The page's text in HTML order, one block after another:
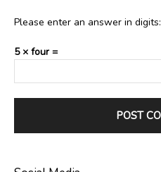
Please enter an answer in digits:
5 × four =